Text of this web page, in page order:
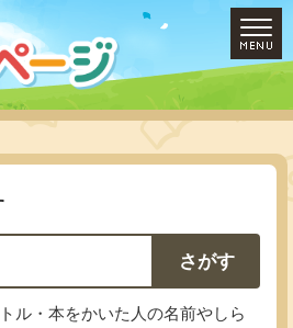
ル・本をかいた人の名前やしら